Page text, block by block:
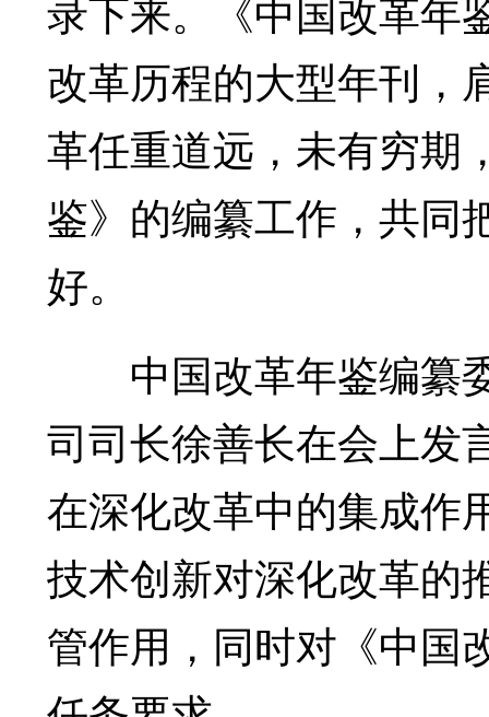
改革历程的大型年刊，
革任重道远，未有穷期
鉴》的编纂工作，共同
好。
中国改革年鉴编纂
司司长徐善长在会上发
在深化改革中的集成作
技术创新对深化改革的
管作用，同时对《中国